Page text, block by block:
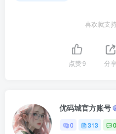
喜欢就支
点赞9 分
优码城官方账号
0 313 0